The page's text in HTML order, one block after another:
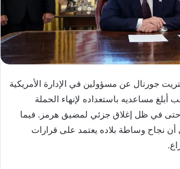
جورنال عن مسؤولين في الإدارة الأمريكية
أبلغ مساعديه باستعداده لإنهاء الحملة
حتى في ظل إغلاق جزئي لمضيق هرمز. فيما
نجاح وساطة بلاده يعتمد على قرارات